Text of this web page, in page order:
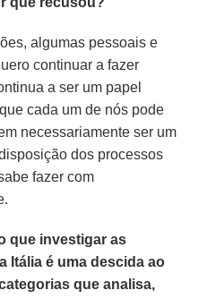
algumas pessoais e
continuar a fazer
a ser um papel
cada um de nós pode
necessariamente ser um
dos processos
fazer com
que investigar as
Itália é uma descida ao
que analisa,